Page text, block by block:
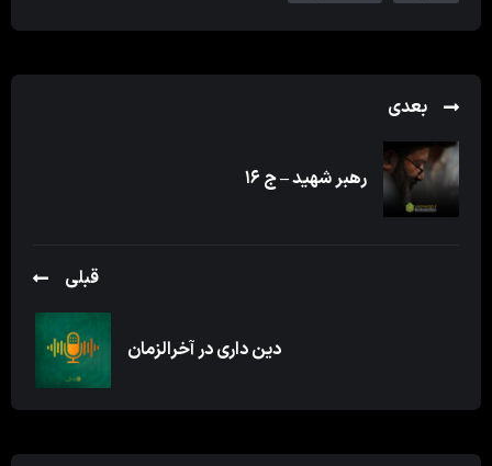
بعدی
رهبر شهید – ج ۱۶
قبلی
دین داری در آخرالزمان